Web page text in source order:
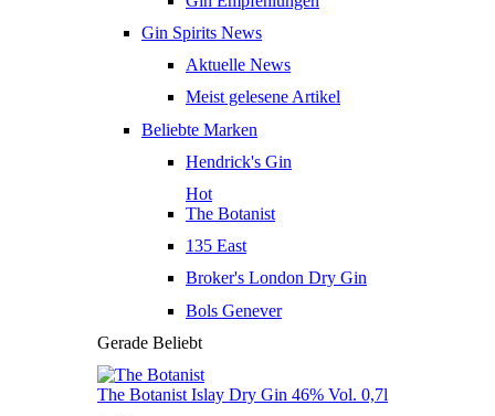
Gin Spirits News
Aktuelle News
Meist gelesene Artikel
Beliebte Marken
Hendrick's Gin
Hot
The Botanist
135 East
Broker's London Dry Gin
Bols Genever
Gerade Beliebt
The Botanist Islay Dry Gin 46% Vol. 0,7l